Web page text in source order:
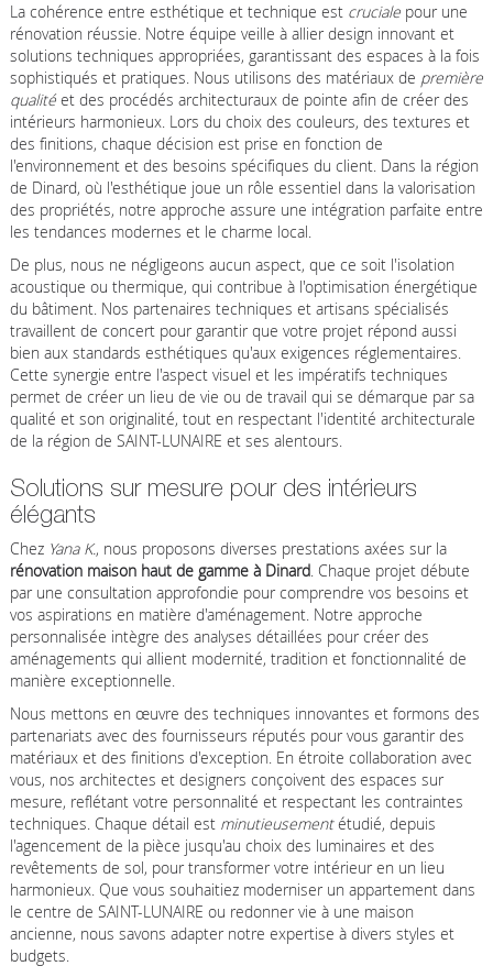
La cohérence entre esthétique et technique est crucialepour une
rénovation réussie. Notre équipe veille à allier design innovant et
solutions techniques appropriées, garantissant des espaces à la fois
sophistiqués et pratiques. Nous utilisons des matériaux de première
qualitéet des procédés architecturaux de pointe afin de créer des
intérieurs harmonieux. Lors du choix des couleurs, des textures et
des finitions, chaque décision est prise en fonction de
l'environnement et des besoins spécifiques du client. Dans la région
de Dinard, où l'esthétique joue un rôle essentiel dans la valorisation
des propriétés, notre approche assure une intégration parfaite entre
les tendances modernes et le charme local.
De plus, nous ne négligeons aucun aspect, que ce soit l'isolation
acoustique ou thermique, qui contribue à l'optimisation énergétique
du bâtiment. Nos partenaires techniques et artisans spécialisés
travaillent de concert pour garantir que votre projet répond aussi
bien aux standards esthétiques qu'aux exigences réglementaires.
Cette synergie entre l'aspect visuel et les impératifs techniques
permet de créer un lieu de vie ou de travail qui se démarque par sa
qualité et son originalité, tout en respectant l'identité architecturale
de la région de SAINT-LUNAIRE et ses alentours.
Solutions sur mesure pour des intérieurs
élégants
Chez Yana K., nous proposons diverses prestations axées sur la
rénovation maison haut de gamme à Dinard. Chaque projet débute
par une consultation approfondie pour comprendre vos besoins et
vos aspirations en matière d'aménagement. Notre approche
personnalisée intègre des analyses détaillées pour créer des
aménagements qui allient modernité, tradition et fonctionnalité de
manière exceptionnelle.
Nous mettons en œuvre des techniques innovantes et formons des
partenariats avec des fournisseurs réputés pour vous garantir des
matériaux et des finitions d'exception. En étroite collaboration avec
vous, nos architectes et designers conçoivent des espaces sur
mesure, reflétant votre personnalité et respectant les contraintes
techniques. Chaque détail est minutieusementétudié, depuis
l'agencement de la pièce jusqu'au choix des luminaires et des
revêtements de sol, pour transformer votre intérieur en un lieu
harmonieux. Que vous souhaitiez moderniser un appartement dans
le centre de SAINT-LUNAIRE ou redonner vie à une maison
ancienne, nous savons adapter notre expertise à divers styles et
budgets.